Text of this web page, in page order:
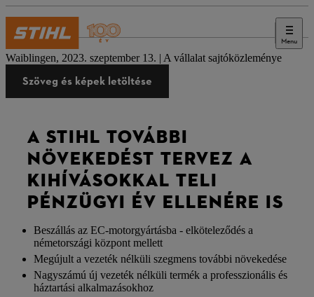
Menu
Sajtó
Waiblingen, 2023. szeptember 13. | A vállalat sajtóközleménye
Szöveg és képek letöltése
A STIHL TOVÁBBI
NÖVEKEDÉST TERVEZ A
KIHÍVÁSOKKAL TELI
PÉNZÜGYI ÉV ELLENÉRE IS
Beszállás az EC-motorgyártásba - elköteleződés a
németországi központ mellett
Megújult a vezeték nélküli szegmens további növekedése
Nagyszámú új vezeték nélküli termék a professzionális és
háztartási alkalmazásokhoz